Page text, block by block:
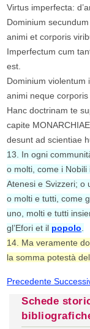
Virtus imperfecta:
Dominium
animi et corporis
Imperfectum cum
est.
Dominium violentum
animi neque
Hanc doctrinam te
capite
desunt ad scientiae
13. In ogni
o molti, come i
Atenesi e Svizzeri; o
o molti e tutti, come
uno, molti e tutti
gl’Efori et il popolo.
14. Ma veramente
la somma potestà
Precedente
Schede